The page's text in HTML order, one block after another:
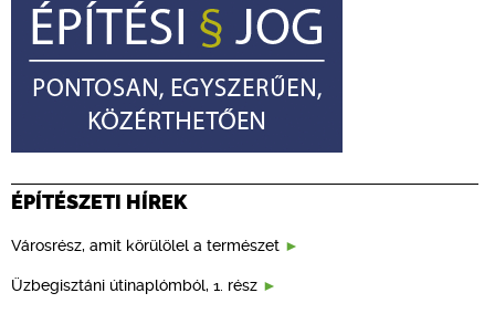
ÉPÍTÉSZETI HÍREK
Városrész, amit körülölel a természet
Üzbegisztáni útinaplómból, 1. rész